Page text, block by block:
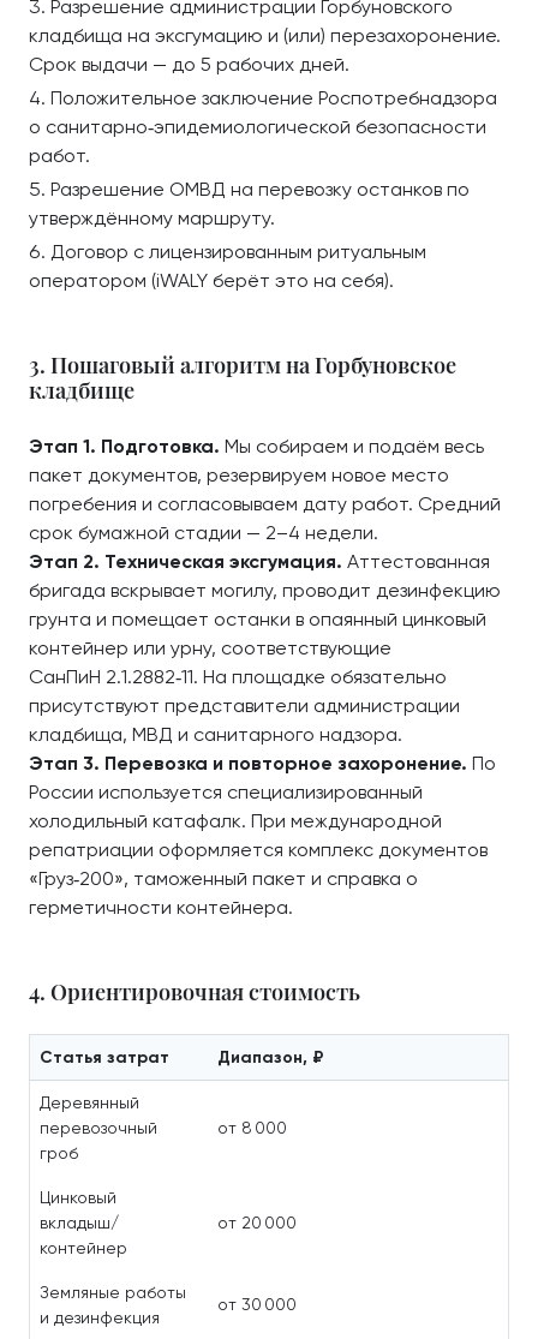
Разрешение администрации Горбуновского
кладбища на эксгумацию и (или) перезахоронение.
Срок выдачи — до 5 рабочих дней.
Положительное заключение Роспотребнадзора
о санитарно‑эпидемиологической безопасности
работ.
Разрешение ОМВД на перевозку останков по
утверждённому маршруту.
Договор с лицензированным ритуальным
оператором (iWALY берёт это на себя).
3. Пошаговый алгоритм на Горбуновское
кладбище
Этап 1. Подготовка. Мы собираем и подаём весь
пакет документов, резервируем новое место
погребения и согласовываем дату работ. Средний
срок бумажной стадии — 2–4 недели.
Этап 2. Техническая эксгумация. Аттестованная
бригада вскрывает могилу, проводит дезинфекцию
грунта и помещает останки в опаянный цинковый
контейнер или урну, соответствующие
СанПиН 2.1.2882‑11. На площадке обязательно
присутствуют представители администрации
кладбища, МВД и санитарного надзора.
Этап 3. Перевозка и повторное захоронение. По
России используется специализированный
холодильный катафалк. При международной
репатриации оформляется комплекс документов
«Груз‑200», таможенный пакет и справка о
герметичности контейнера.
4. Ориентировочная стоимость
Статья затрат Диапазон, ₽
Деревянный
перевозочный
гроб
от 8 000
Цинковый
вкладыш/
контейнер
от 20 000
Земляные работы
и дезинфекция
от 30 000